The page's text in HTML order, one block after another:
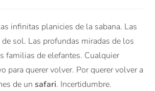
infinitas planicies de la sabana. Las
sol. Las profundas miradas de los
familias de elefantes. Cualquier
para querer volver. Por querer volver a
de unsafari. Incertidumbre.